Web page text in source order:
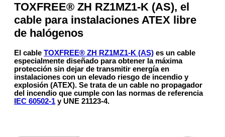
TOXFREE® ZH RZ1MZ1-K (AS), el
cable para instalaciones ATEX libre
de halógenos
El cable TOXFREE® ZH RZ1MZ1-K (AS) es un cable
especialmente diseñado para obtener la máxima
protección sin dejar de transmitir energía en
instalaciones con un elevado riesgo de incendio y
explosión (ATEX). Se trata de un cable no propagador
del incendio que cumple con las normas de referencia
IEC 60502-1 y UNE 21123-4.